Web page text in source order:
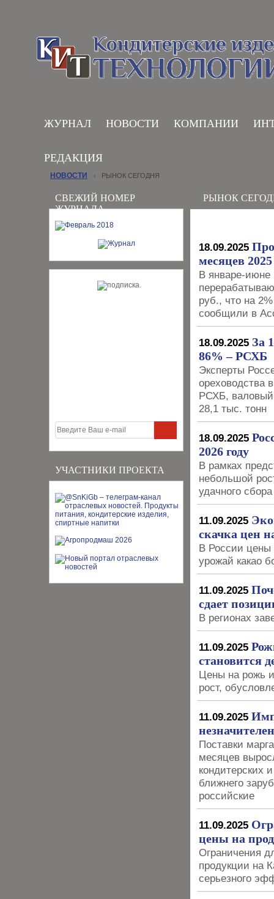
ЖУРНАЛ НОВОСТИ КОМПАНИИ
РЕДАКЦИЯ
СВЕЖИЙ НОМЕР
ЖУРНАЛА
УЧАСТНИКИ ПРОЕКТА
НОВОСТИ › РЫНОК СЕГОДНЯ
РЫНОК
18.09.2025
месяцев
В январе-июне
руб., что на
сообщили в
18.09.2025 За
86% – РСХБ
Эксперты
ореховодства
РСХБ, валовый
28,1 тыс. тонн
18.09.2025
2026 году
В рамках
небольшой
удачного
11.09.2025
скачка цен
В России цены
урожай какао
11.09.2025
сдает
В регионах
11.09.2025
становится
Цены на рожь
рост,
11.09.2025
Поставки
месяцев
кондитерских
ближнего
российские
11.09.2025
цены на
Ограничения
продукции на
серьезного